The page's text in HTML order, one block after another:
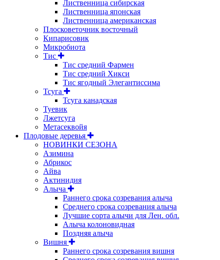
Лиственница сибирская
Лиственница японская
Лиственница американская
Плосковеточник восточный
Кипарисовик
Микробиота
Тис
Тис средний Фармен
Тис средний Хикси
Тис ягодный Элегантиссима
Тсуга
Тсуга канадская
Туевик
Лжетсуга
Метасеквойя
Плодовые деревья
НОВИНКИ СЕЗОНА
Азимина
Абрикос
Айва
Актинидия
Алыча
Раннего срока созревания алыча
Среднего срока созревания алыча
Лучшие сорта алычи для Лен. обл.
Алыча колоновидная
Поздняя алыча
Вишня
Раннего срока созревания вишня